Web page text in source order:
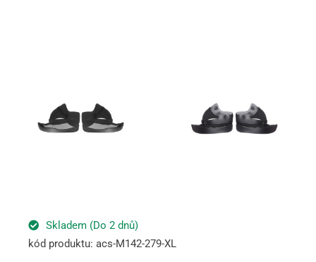
Skladem (Do 2 dnů)
kód produktu: acs-M142-279-XL